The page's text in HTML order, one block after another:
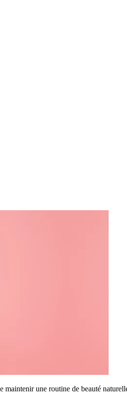
une routine de beauté